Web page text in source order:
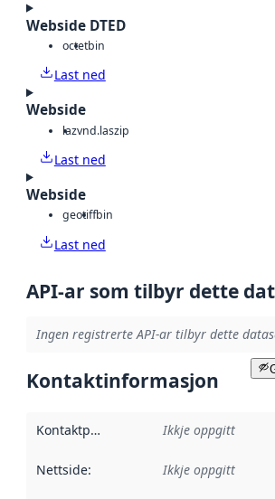
Webside DTED
octetbin
Last ned
Webside
lazvnd.laszip
Last ned
Webside
geotiffbin
Last ned
API-ar som tilbyr dette
Ingen registrerte API-ar tilbyr dette
Kontaktinformasjon
Kontaktpunkt Ikkje oppgitt
Nettside: Ikkje oppgitt